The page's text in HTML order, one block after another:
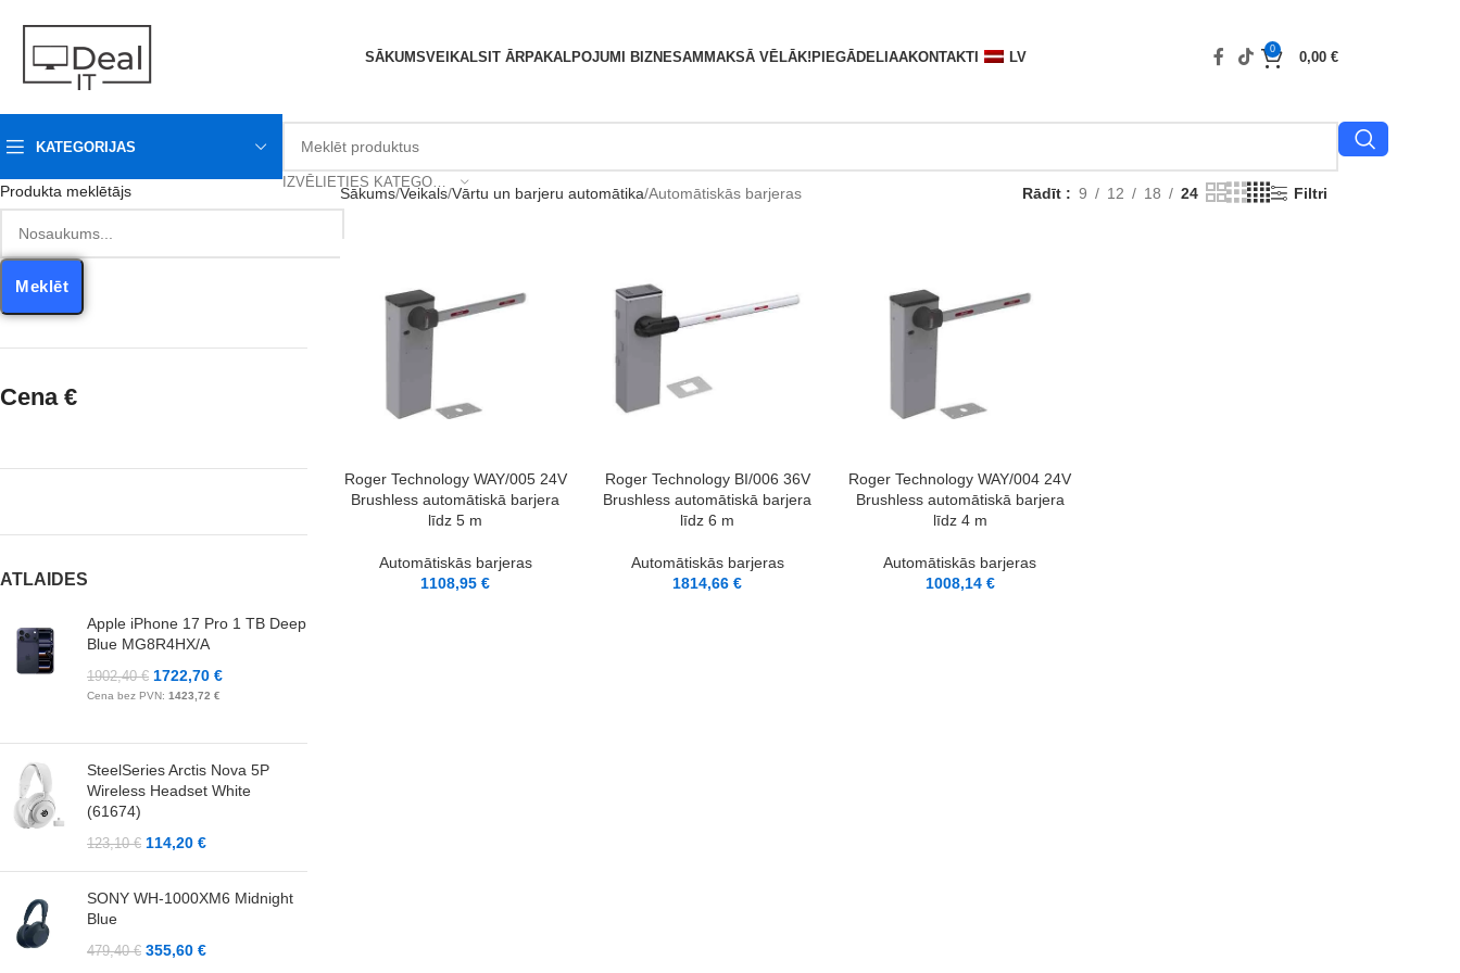
SĀKUMSVEIKALS IT ĀRPAKALPOJUMI BIZNESAM MAKSĀ VĒLĀK! PIEGĀDELIAAKONTAKTI LV
0
0,00 €
KATEGORIJAS
IZVĒLIETIES KATEGORIJU
Produkta meklētājs
Meklēt
Cena €
ATLAIDES
Apple iPhone 17 Pro 1 TB Deep
Blue MG8R4HX/A
1902,40€ 1722,70 €
Cena bez PVN: 1423,72 €
SteelSeries Arctis Nova 5P
Wireless Headset White
(61674)
123,10€ 114,20 €
SONY WH-1000XM6 Midnight
Blue
479,40€ 355,60 €
Sākums Veikals Vārtu un barjeru automātika Automātiskās barjeras Rādīt 9 12 18 24 Filtri
PIEVIENOT GROZAM
Roger Technology WAY/005 24V
Brushless automātiskā barjera
līdz 5 m
Automātiskās barjeras
1108,95€
PIEVIENOT GROZAM
Roger Technology BI/006 36V
Brushless automātiskā barjera
līdz 6 m
Automātiskās barjeras
1814,66€
PIEVIENOT GROZAM
Roger Technology WAY/004 24V
Brushless automātiskā barjera
līdz 4 m
Automātiskās barjeras
1008,14 €